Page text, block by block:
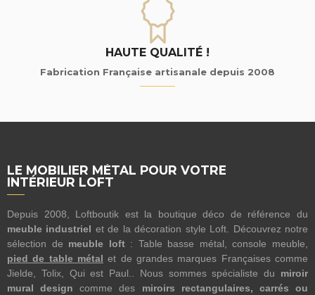
HAUTE QUALITÉ !
Fabrication Française artisanale depuis 2008
LE MOBILIER MÉTAL POUR VOTRE
INTÉRIEUR LOFT
Depuis 2008, Loftboutik est la boutique déco de référence du
meuble industriel et de la décoration style Loft. Découvrez notre
sélection de meuble loft: Table basse métal, console meuble,
pied de table métal et de grandes marques Françaises comme
Jielde, Tolix, Qui est Paul.. Nous sommes spécialiste du miroir
mural design comme des miroirs rectangulaires, carrés ou